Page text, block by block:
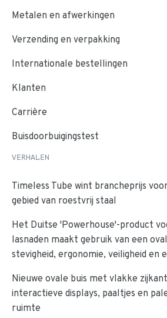
Metalen en afwerkingen
Verzending en verpakking
Internationale bestellingen
Klanten
Carrière
Buisdoorbuigingstest
VERHALEN
Timeless Tube wint brancheprijs
gebied van roestvrij staal
Het Duitse 'Powerhouse'-product
lasnaden maakt gebruik van een
stevigheid, ergonomie, veiligheid en
Nieuwe ovale buis met vlakke
interactieve displays, paaltjes en
ruimte